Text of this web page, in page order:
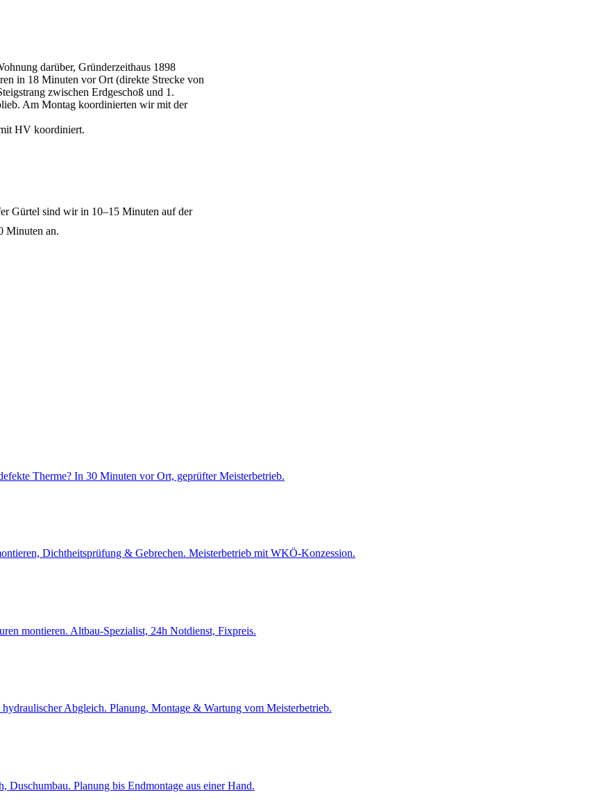
darüber, Gründerzeithaus 1898
in 18 Minuten vor Ort (direkte Strecke von
zwischen Erdgeschoß und 1.
Am Montag koordinierten wir mit der
HV koordiniert.
Gürtel sind wir in 10–15 Minuten auf der
Minuten an.
Therme? In 30 Minuten vor Ort, geprüfter Meisterbetrieb.
Dichtheitsprüfung & Gebrechen. Meisterbetrieb mit WKÖ-Konzession.
montieren. Altbau-Spezialist, 24h Notdienst, Fixpreis.
Abgleich. Planung, Montage & Wartung vom Meisterbetrieb.
Duschumbau. Planung bis Endmontage aus einer Hand.